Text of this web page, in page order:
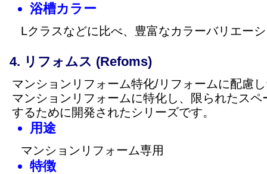
浴槽カラー
Lクラスなどに比べ、豊富なカラーバリエー
リフォムス (Refoms)
マンションリフォーム特化/リフォームに配慮
マンションリフォームに特化し、限られたス
するために開発されたシリーズです。
用途
マンションリフォーム専用
特徴